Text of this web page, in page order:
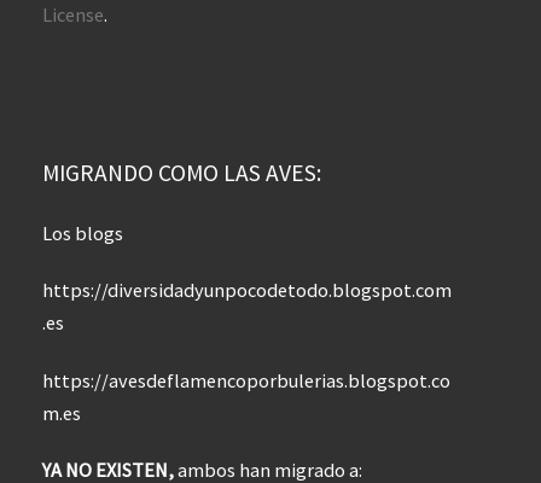
License.
MIGRANDO COMO LAS AVES:
Los blogs
https://diversidadyunpocodetodo.blogspot.com
.es
https://avesdeflamencoporbulerias.blogspot.co
m.es
YA NO EXISTEN,ambos han migrado a: